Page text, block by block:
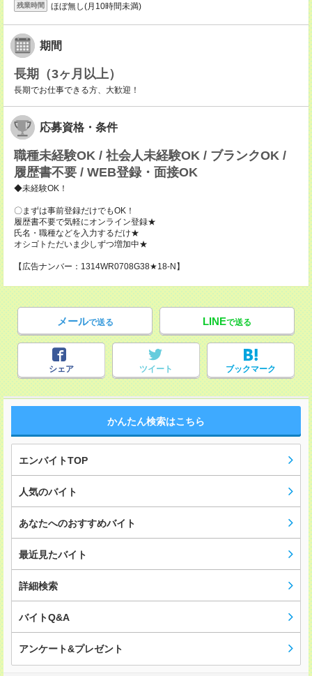
残業時間 ほぼ無し(月10時間未満)
期間
長期（3ヶ月以上）
長期でお仕事できる方、大歓迎！
応募資格・条件
職種未経験OK / 社会人未経験OK / ブランクOK /
履歴書不要 / WEB登録・面接OK
◆未経験OK！
〇まずは事前登録だけでもOK！
履歴書不要で気軽にオンライン登録★
氏名・職種などを入力するだけ★
オシゴトただいま少しずつ増加中★
【広告ナンバー：1314WR0708G38★18-N】
メールで送る LINEで送る
シェア ツイート ブックマーク
かんたん検索はこちら
エンバイトTOP
人気のバイト
あなたへのおすすめバイト
最近見たバイト
詳細検索
バイトQ&A
アンケート&プレゼント